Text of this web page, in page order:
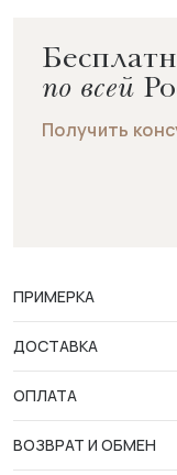
по всей
Получить
ПРИМЕРКА
ДОСТАВКА
ОПЛАТА
ВОЗВРАТ И ОБМЕН